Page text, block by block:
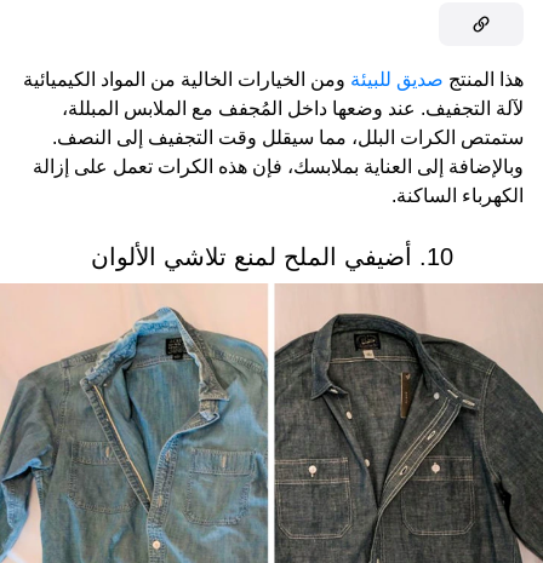
هذا المنتج صديق للبيئة ومن الخيارات الخالية من المواد الكيميائية
لآلة التجفيف. عند وضعها داخل المُجفف مع الملابس المبللة،
ستمتص الكرات البلل، مما سيقلل وقت التجفيف إلى النصف.
وبالإضافة إلى العناية بملابسك، فإن هذه الكرات تعمل على إزالة
الكهرباء الساكنة.
10. أضيفي الملح لمنع تلاشي الألوان